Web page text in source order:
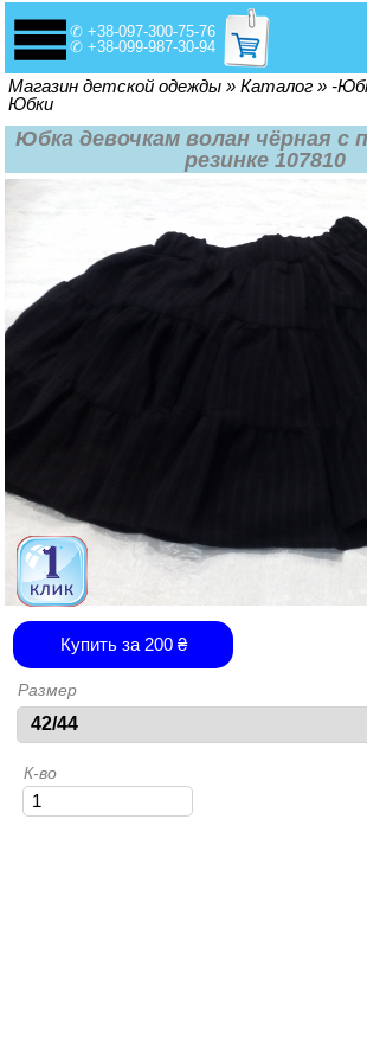
✆ +38-097-300-75-76
✆ +38-099-987-30-94
Вы здесь
Магазин детской одежды » Каталог » -
Юбки
Юбка девочкам волан чёрная с
резинке 107810
Купить за 200₴
Размер
К-во